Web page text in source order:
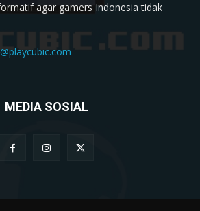
agar gamers Indonesia tidak
MEDIA SOSIAL